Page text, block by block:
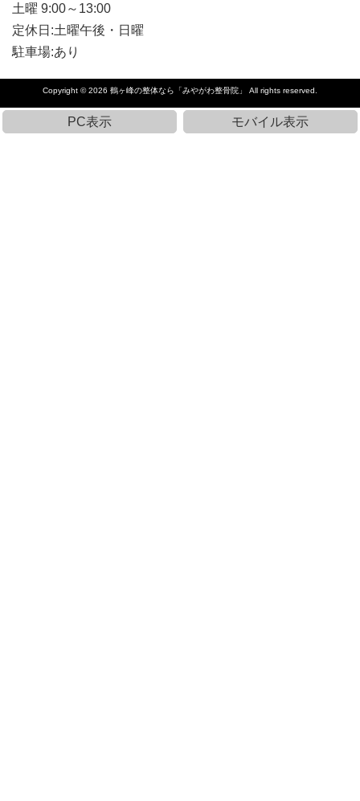
土曜 9:00～13:00
定休日:土曜午後・日曜
駐車場:あり
Copyright © 2026 鶴ヶ峰の整体なら「みやがわ整骨院」 All rights reserved.
PC表示 モバイル表示